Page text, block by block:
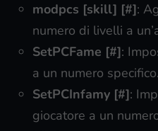
modpcs [skill] [#]:
numero di livelli a
SetPCFame [#]:
a un numero specifico.
SetPCInfamy [#]:
giocatore a un